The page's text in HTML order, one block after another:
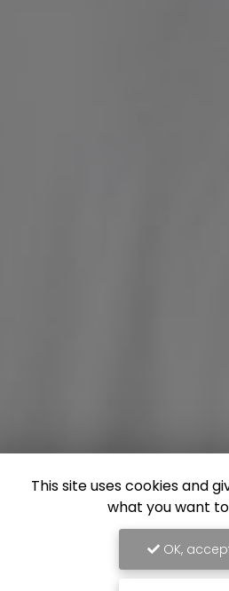
This site uses cookies and
what you want
OK,